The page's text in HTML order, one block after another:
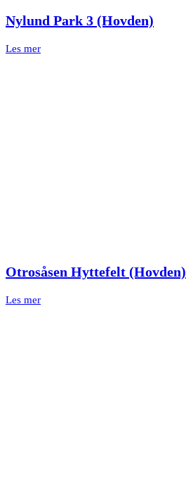
Nylund Park 3 (Hovden)
Les mer
Otrosåsen Hyttefelt (Hovden)
Les mer